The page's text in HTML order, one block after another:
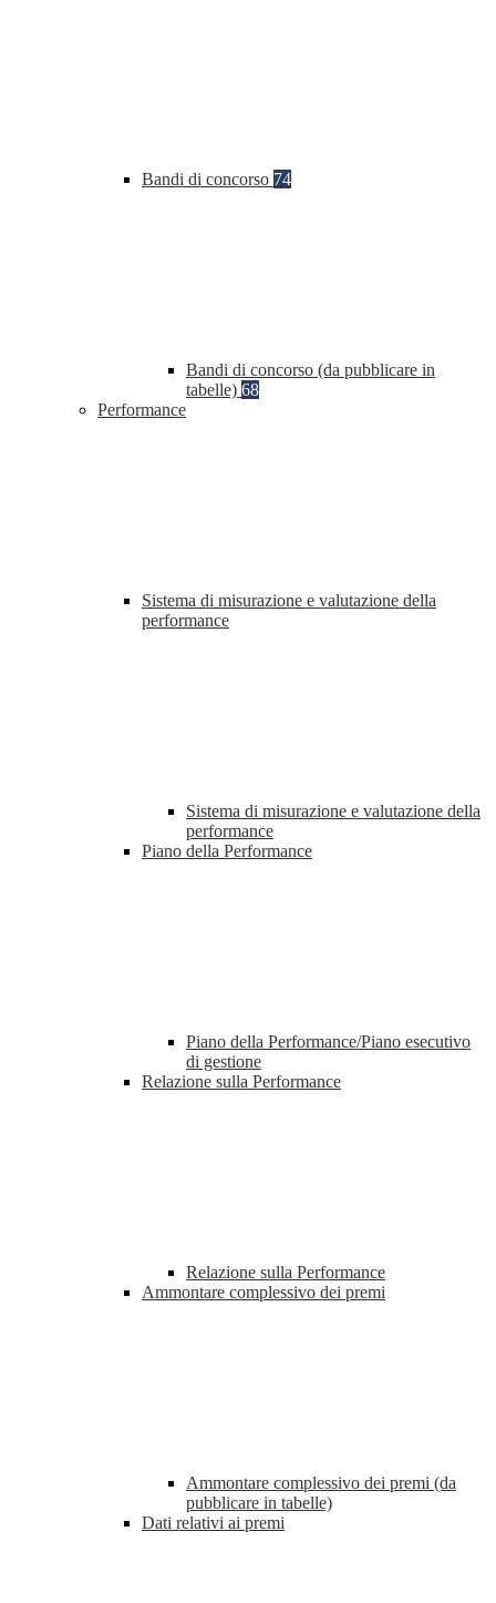
Bandi di concorso 74
Bandi di concorso (da pubblicare in
tabelle) 68
Performance
Sistema di misurazione e valutazione della
performance
Sistema di misurazione e valutazione della
performance
Piano della Performance
Piano della Performance/Piano esecutivo
di gestione
Relazione sulla Performance
Relazione sulla Performance
Ammontare complessivo dei premi
Ammontare complessivo dei premi (da
pubblicare in tabelle)
Dati relativi ai premi